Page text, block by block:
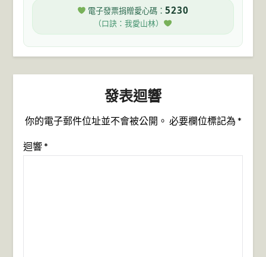
電子發票捐贈愛心碼： 5230
（口訣：我愛山林）
發表迴響
你的電子郵件位址並不會被公開。 必要欄位標記為 *
迴響*